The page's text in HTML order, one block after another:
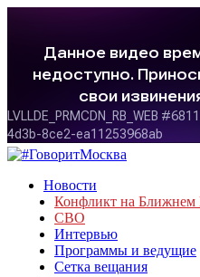
Новости
Конфликт на Ближнем
СВО
Интервью
Программы и ведущие
Сетка вещания